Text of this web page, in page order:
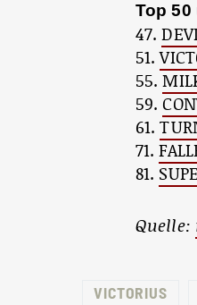
Top 50
47.
51.
55.
59.
61.
71.
81.
Quelle:
VICTORIUS